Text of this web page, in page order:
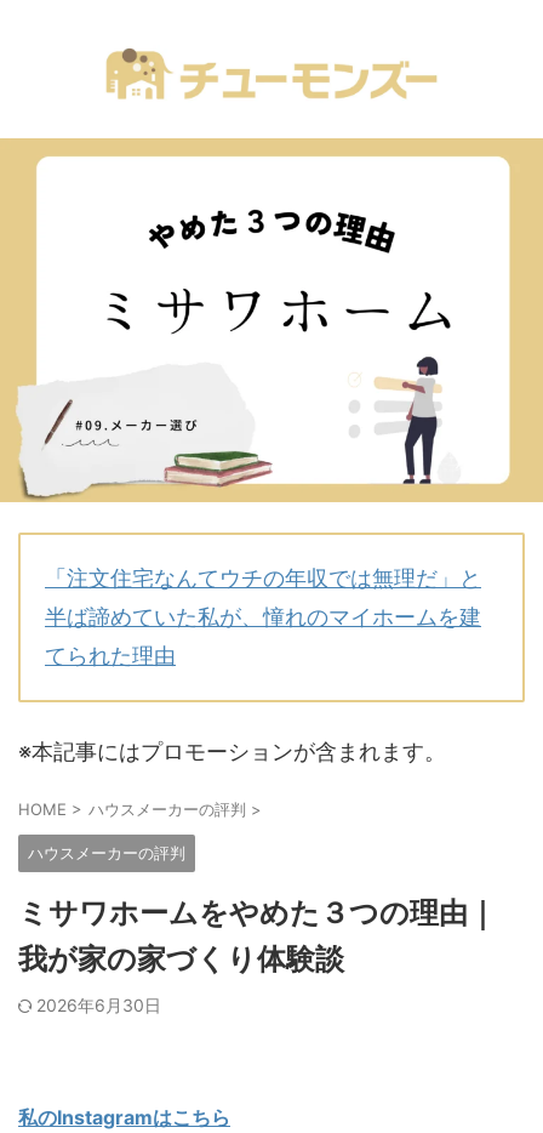
「注文住宅なんてウチの年収では無理だ」と
半ば諦めていた私が、憧れのマイホームを建
てられた理由
※本記事にはプロモーションが含まれます。
HOME > ハウスメーカーの評判 >
ハウスメーカーの評判
ミサワホームをやめた３つの理由｜
我が家の家づくり体験談
2026年6月30日
私のInstagramはこちら